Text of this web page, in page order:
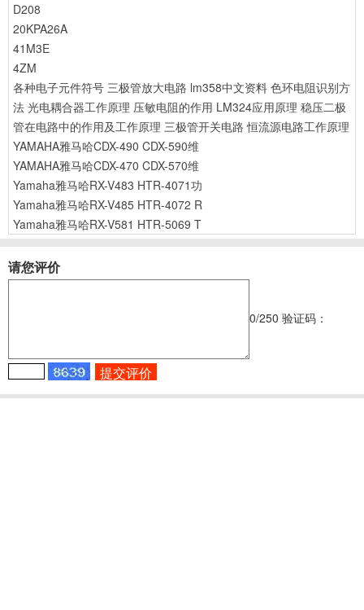
D208
20KPA26A
41M3E
4ZM
各种电子元件符号 三极管放大电路 lm358中文资料 色环电阻识别方
法 光电耦合器工作原理 压敏电阻的作用 LM324应用原理 稳压二极
管在电路中的作用及工作原理 三极管开关电路 恒流源电路工作原理
YAMAHA雅马哈CDX-490 CDX-590维
YAMAHA雅马哈CDX-470 CDX-570维
Yamaha雅马哈RX-V483 HTR-4071功
Yamaha雅马哈RX-V485 HTR-4072 R
Yamaha雅马哈RX-V581 HTR-5069 T
请您评价
0/250 验证码：